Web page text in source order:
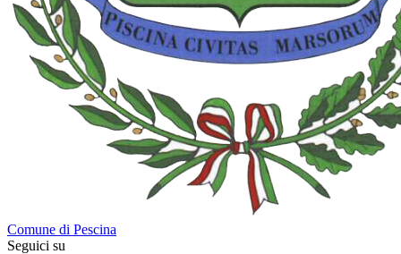
Comune di Pescina
Seguici su